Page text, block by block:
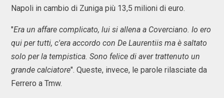
Napoli in cambio di Zuniga più 13,5 milioni di euro.
"Era un affare complicato, lui si allena a Coverciano. Io ero
qui per tutti, c'era accordo con De Laurentiis ma è saltato
solo per la tempistica. Sono felice di aver trattenuto un
grande calciatore". Queste, invece, le parole rilasciate da
Ferrero a Tmw.